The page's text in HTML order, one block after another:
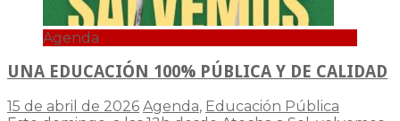
Agenda
UNA EDUCACIÓN 100% PÚBLICA Y DE CALIDAD
15 de abril de 2026 Agenda, Educación Pública